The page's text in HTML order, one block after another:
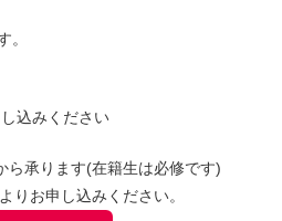
。
込みください
ら承ります(在籍生は必修です)
りお申し込みください。